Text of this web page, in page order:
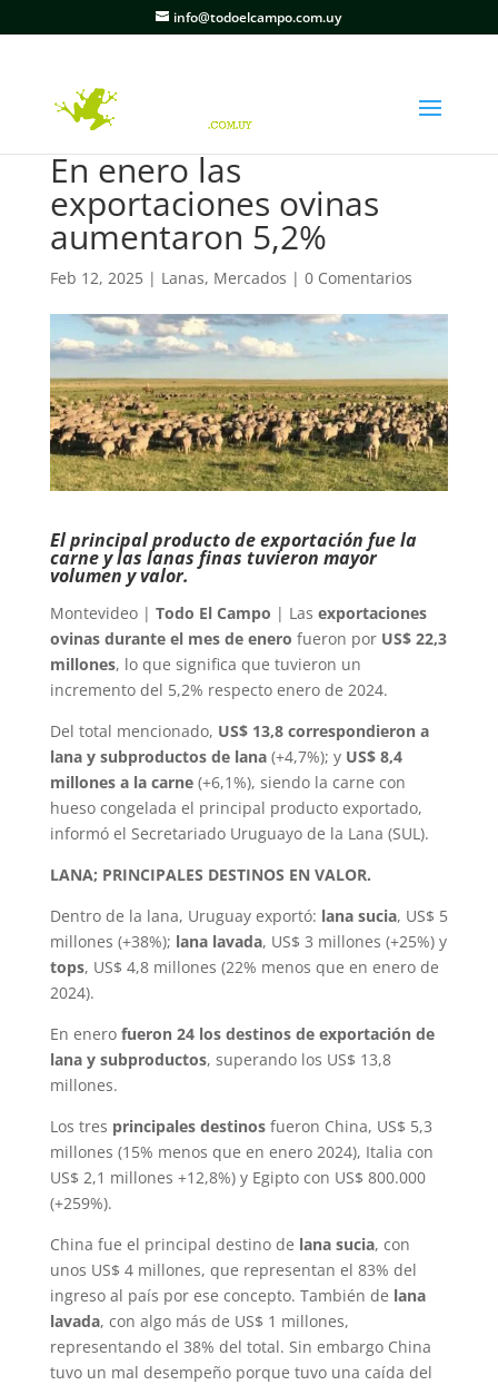
info@todoelcampo.com.uy
En enero las
exportaciones ovinas
aumentaron 5,2%
Feb 12, 2025| Lanas, Mercados | 0 Comentarios
El principal producto de exportación fue la
carne y las lanas finas tuvieron mayor
volumen y valor.
Montevideo | Todo El Campo | Las exportaciones
ovinas durante el mes de enero fueron por US$ 22,3
millones, lo que significa que tuvieron un
incremento del 5,2% respecto enero de 2024.
Del total mencionado, US$ 13,8 correspondieron a
lana y subproductos de lana(+4,7%); y US$ 8,4
millones a la carne(+6,1%), siendo la carne con
hueso congelada el principal producto exportado,
informó el Secretariado Uruguayo de la Lana (SUL).
LANA; PRINCIPALES DESTINOS EN VALOR.
Dentro de la lana, Uruguay exportó: lana sucia, US$ 5
millones (+38%); lana lavada, US$ 3 millones (+25%) y
tops, US$ 4,8 millones (22% menos que en enero de
2024).
En enero fueron 24 los destinos de exportación de
lana y subproductos, superando los US$ 13,8
millones.
Los tres principales destinosfueron China, US$ 5,3
millones (15% menos que en enero 2024), Italia con
US$ 2,1 millones +12,8%) y Egipto con US$ 800.000
(+259%).
China fue el principal destino de lana sucia, con
unos US$ 4 millones, que representan el 83% del
ingreso al país por ese concepto. También de lana
lavada, con algo más de US$ 1 millones,
representando el 38% del total. Sin embargo China
tuvo un mal desempeño porque tuvo una caída del